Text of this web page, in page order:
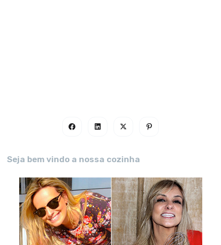
Seja bem vindo a nossa cozinha